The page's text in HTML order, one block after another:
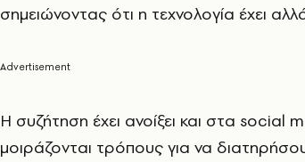
σημειώνοντας ότι η τεχνολογία έχει
Η συζήτηση έχει ανοίξει και στα social
μοιράζονται τρόπους για να